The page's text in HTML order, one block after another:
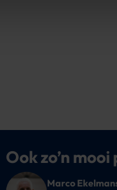
Ook zo’n
Marco